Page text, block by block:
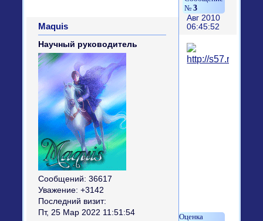
3
Авг 2010
06:45:52
Maquis
Научный руководитель
Сообщений: 36617
Уважение: +3142
Последний визит:
Пт, 25 Мар 2022 11:51:54